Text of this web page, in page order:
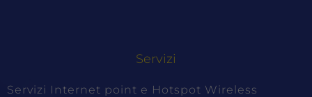
Servizi
Servizi Internet point e Hotspot Wireless